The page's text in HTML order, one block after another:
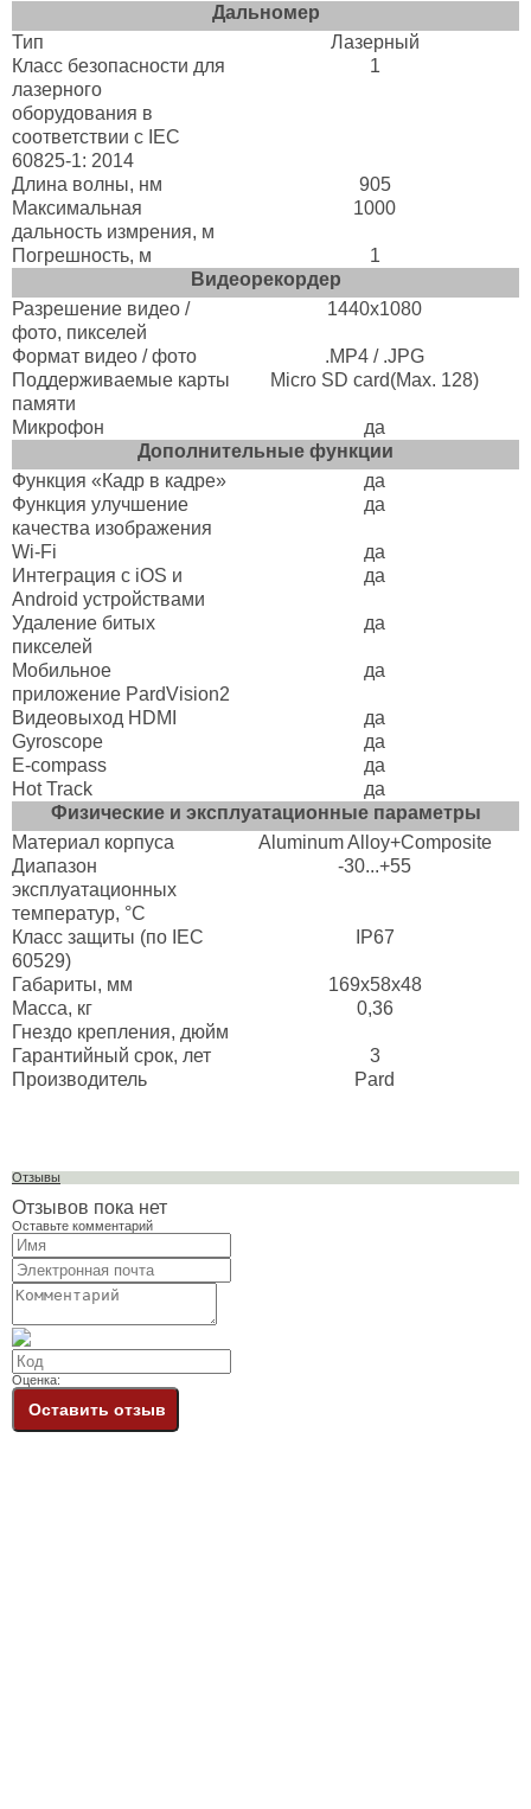
Дальномер
Тип
Лазерный
Класс безопасности для
лазерного
оборудования в
соответствии с IEC
60825-1: 2014
1
Длина волны, нм
905
Максимальная
дальность измрения, м
1000
Погрешность, м
1
Видеорекордер
Разрешение видео /
фото, пикселей
1440х1080
Формат видео / фото
.MP4 / .JPG
Поддерживаемые карты
памяти
Micro SD card(Max. 128)
Микрофон
да
Дополнительные функции
Функция «Кадр в кадре»
да
Функция улучшение
качества изображения
да
Wi-Fi
да
Интеграция с iOS и
Android устройствами
да
Удаление битых
пикселей
да
Мобильное
приложение PardVision2
да
Видеовыход HDMI
да
Gyroscope
да
E-compass
да
Hot Track
да
Физические и эксплуатационные параметры
Материал корпуса
Aluminum Alloy+Composite
Диапазон
эксплуатационных
температур, °C
-30...+55
Класс защиты (по IEC
60529)
IP67
Габариты, мм
169x58x48
Масса, кг
0,36
Гнездо крепления, дюйм
Гарантийный срок, лет
3
Производитель
Pard
Отзывы
Отзывов пока нет
Оставьте комментарий
Оценка:
Оставить отзыв